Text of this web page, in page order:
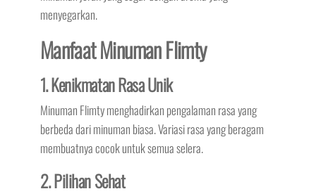
menyegarkan.
Manfaat Minuman Flimty
1. Kenikmatan Rasa Unik
Minuman Flimty menghadirkan pengalaman rasa yang
berbeda dari minuman biasa. Variasi rasa yang beragam
membuatnya cocok untuk semua selera.
2. Pilihan Sehat